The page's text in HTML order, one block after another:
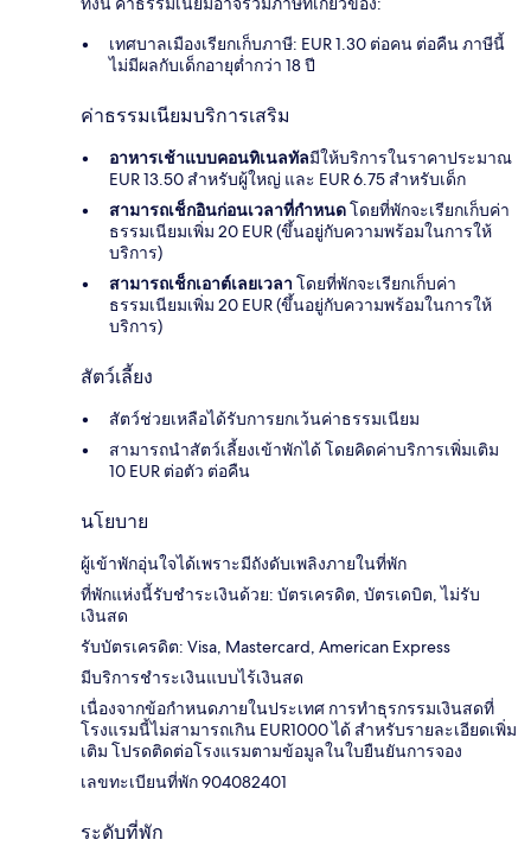
เทศบาลเมืองเรียกเก็บภาษี: EUR 1.30 ต่อคน ต่อคืน ภาษีนี้
ไม่มีผลกับเด็กอายุต่ำกว่า 18 ปี
ค่าธรรมเนียมบริการเสริม
อาหารเช้าแบบคอนทิเนลทัลมีให้บริการในราคาประมาณ
EUR 13.50 สำหรับผู้ใหญ่ และ EUR 6.75 สำหรับเด็ก
สามารถเช็กอินก่อนเวลาที่กำหนดโดยที่พักจะเรียกเก็บค่า
ธรรมเนียมเพิ่ม 20 EUR (ขึ้นอยู่กับความพร้อมในการให้
บริการ)
สามารถเช็กเอาต์เลยเวลา โดยที่พักจะเรียกเก็บค่า
ธรรมเนียมเพิ่ม 20 EUR (ขึ้นอยู่กับความพร้อมในการให้
บริการ)
สัตว์เลี้ยง
สัตว์ช่วยเหลือได้รับการยกเว้นค่าธรรมเนียม
สามารถนำสัตว์เลี้ยงเข้าพักได้ โดยคิดค่าบริการเพิ่มเติม
10 EUR ต่อตัว ต่อคืน
นโยบาย
ผู้เข้าพักอุ่นใจได้เพราะมีถังดับเพลิงภายในที่พัก
ที่พักแห่งนี้รับชำระเงินด้วย: บัตรเครดิต, บัตรเดบิต, ไม่รับ
เงินสด
รับบัตรเครดิต: Visa, Mastercard, American Express
มีบริการชำระเงินแบบไร้เงินสด
เนื่องจากข้อกำหนดภายในประเทศ การทำธุรกรรมเงินสดที่
โรงแรมนี้ไม่สามารถเกิน EUR1000 ได้ สำหรับรายละเอียดเพิ่ม
เติม โปรดติดต่อโรงแรมตามข้อมูลในใบยืนยันการจอง
เลขทะเบียนที่พัก 904082401
ระดับที่พัก